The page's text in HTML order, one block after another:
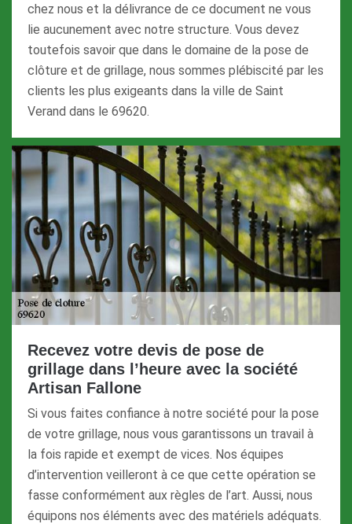
chez nous et la délivrance de ce document ne vous
lie aucunement avec notre structure. Vous devez
toutefois savoir que dans le domaine de la pose de
clôture et de grillage, nous sommes plébiscité par les
clients les plus exigeants dans la ville de Saint
Verand dans le 69620.
Recevez votre devis de pose de
grillage dans l’heure avec la société
Artisan Fallone
Si vous faites confiance à notre société pour la pose
de votre grillage, nous vous garantissons un travail à
la fois rapide et exempt de vices. Nos équipes
d’intervention veilleront à ce que cette opération se
fasse conformément aux règles de l’art. Aussi, nous
équipons nos éléments avec des matériels adéquats.